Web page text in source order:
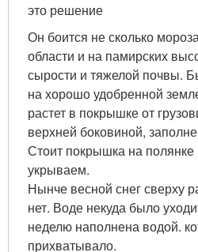
это решение
Он боится не сколько
области и на памирских
сырости и тяжелой почвы.
на хорошо удобренной
растет в покрышке от
верхней боковиной,
Стоит покрышка на
укрываем.
Нынче весной снег сверху
нет. Воде некуда было
неделю наполнена водой.
прихватывало.